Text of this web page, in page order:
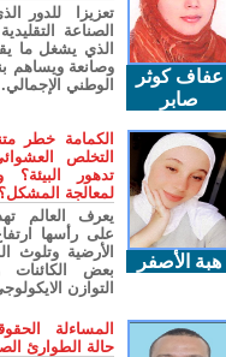
عفاف كوثر
صابر
تعزيزا للدور
الصناعة
وصانعة ويساهم
الوطني الإجمالي.
هبة الأصفر
الكمامة خطر
التخلص
تدهور البيئة؟
لمعالجة المشكل؟
يعرف العالم
على رأسها
الأرضية وتلوث
بعض الكائنات
التوازن الايكولوجي.
المساءلة
حالة الطوارئ